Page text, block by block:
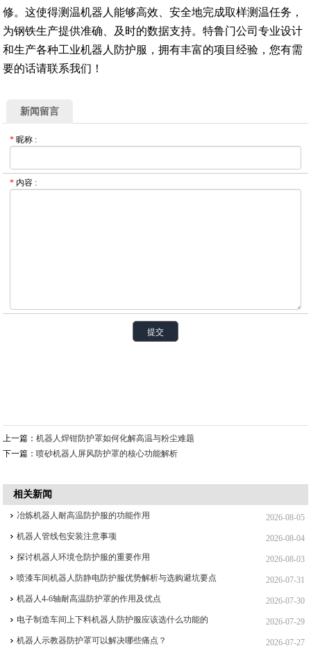
修。这使得测温机器人能够高效、安全地完成取样测温任务，
为钢铁生产提供准确、及时的数据支持。特鲁门公司专业设计
和生产各种工业机器人防护服，拥有丰富的项目经验，您有需
要的话请联系我们！
新闻留言
* 昵称 :
* 内容 :
上一篇：机器人焊钳防护罩如何化解高温与粉尘难题
下一篇：喷砂机器人屏风防护罩的核心功能解析
相关新闻
2026-08-05
冶炼机器人耐高温防护服的功能作用
2026-08-04
机器人管线包安装注意事项
2026-08-03
探讨机器人环境仓防护服的重要作用
2026-07-31
喷漆车间机器人防静电防护服优势解析与选购避坑要点
2026-07-30
机器人4-6轴耐高温防护罩的作用及优点
2026-07-29
电子制造车间上下料机器人防护服应该选什么功能的
2026-07-27
机器人示教器防护罩可以解决哪些痛点？